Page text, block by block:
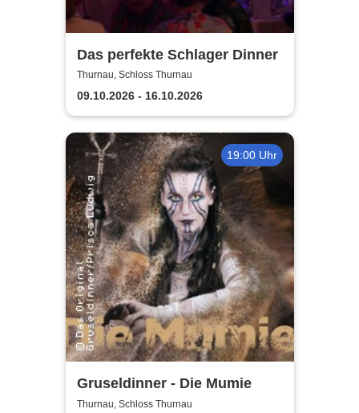
Das perfekte Schlager Dinner
Thurnau, Schloss Thurnau
09.10.2026 - 16.10.2026
19:00 Uhr
Gruseldinner - Die Mumie
Thurnau, Schloss Thurnau